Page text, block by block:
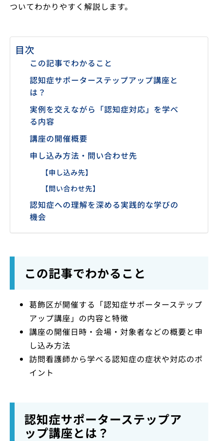
ついてわかりやすく解説します。
目次
この記事でわかること
認知症サポーターステップアップ講座と
は？
実例を交えながら「認知症対応」を学べ
る内容
講座の開催概要
申し込み方法・問い合わせ先
【申し込み先】
【問い合わせ先】
認知症への理解を深める実践的な学びの
機会
この記事でわかること
葛飾区が開催する「認知症サポーターステップ
アップ講座」の内容と特徴
講座の開催日時・会場・対象者などの概要と申
し込み方法
訪問看護師から学べる認知症の症状や対応のポ
イント
認知症サポーターステップア
ップ講座とは？